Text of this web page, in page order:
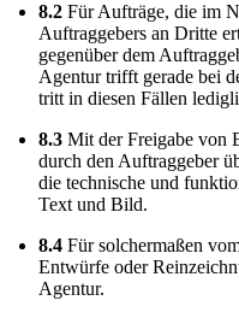
8.2 Für Aufträge, die im
Auftraggebers an Dritte
gegenüber dem
Agentur trifft gerade bei
tritt in diesen Fällen
8.3 Mit der Freigabe von
durch den Auftraggeber
die technische und
Text und Bild.
8.4 Für solchermaßen
Entwürfe oder
Agentur.